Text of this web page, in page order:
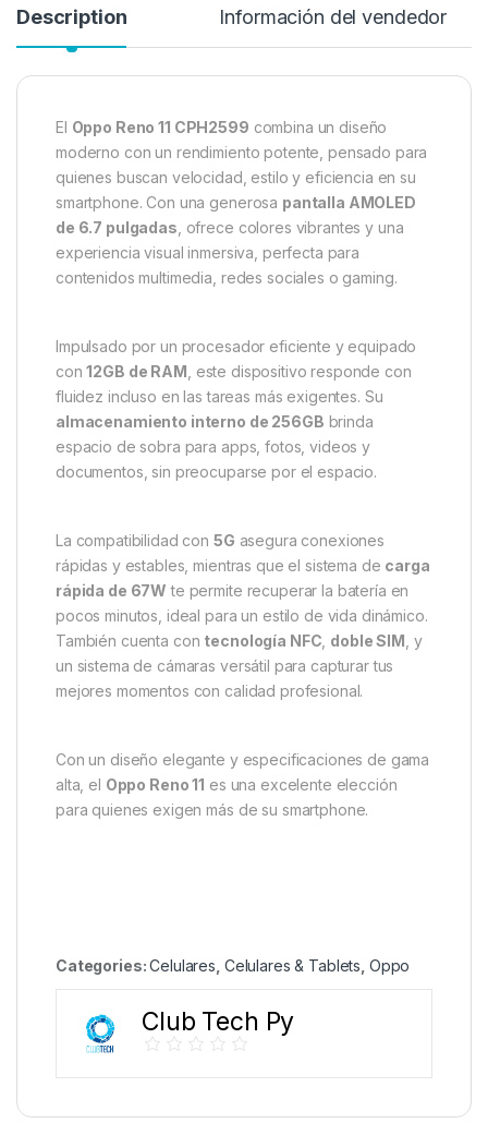
Description Información del vendedor
El Oppo Reno 11 CPH2599 combina un diseño
moderno con un rendimiento potente, pensado para
quienes buscan velocidad, estilo y eficiencia en su
smartphone. Con una generosa pantalla AMOLED
de 6.7 pulgadas , ofrece colores vibrantes y una
experiencia visual inmersiva, perfecta para
contenidos multimedia, redes sociales o gaming.
Impulsado por un procesador eficiente y equipado
con12GB de RAM , este dispositivo responde con
fluidez incluso en las tareas más exigentes. Su
almacenamiento interno de 256GB brinda
espacio de sobra para apps, fotos, videos y
documentos, sin preocuparse por el espacio.
La compatibilidad con 5G asegura conexiones
rápidas y estables, mientras que el sistema de carga
rápida de 67W te permite recuperar la batería en
pocos minutos, ideal para un estilo de vida dinámico.
También cuenta con tecnología NFC doble SIM , y
un sistema de cámaras versátil para capturar tus
mejores momentos con calidad profesional.
Con un diseño elegante y especificaciones de gama
alta, el Oppo Reno 11 es una excelente elección
para quienes exigen más de su smartphone.
Categories:Celulares Celulares & Tablets Oppo
Club Tech Py